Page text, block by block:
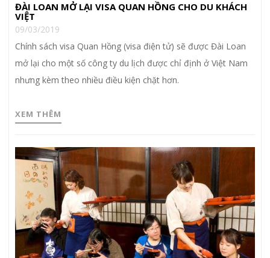
ĐÀI LOAN MỞ LẠI VISA QUAN HỒNG CHO DU KHÁCH
VIỆT
09/03/2019
Chính sách visa Quan Hồng (visa điện tử) sẽ được Đài Loan
mở lại cho một số công ty du lịch được chỉ định ở Việt Nam
nhưng kèm theo nhiều điều kiện chặt hơn.
XEM THÊM